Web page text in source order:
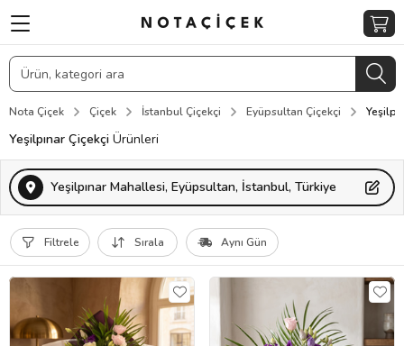
Nota Çiçek Çiçek İstanbul Çiçekçi Eyüpsultan Çiçekçi
Yeşilpınar Çiçekçi Ürünleri
Yeşilpınar Mahallesi, Eyüpsultan, İstanbul, Türkiye
Filtrele Sırala Aynı Gün